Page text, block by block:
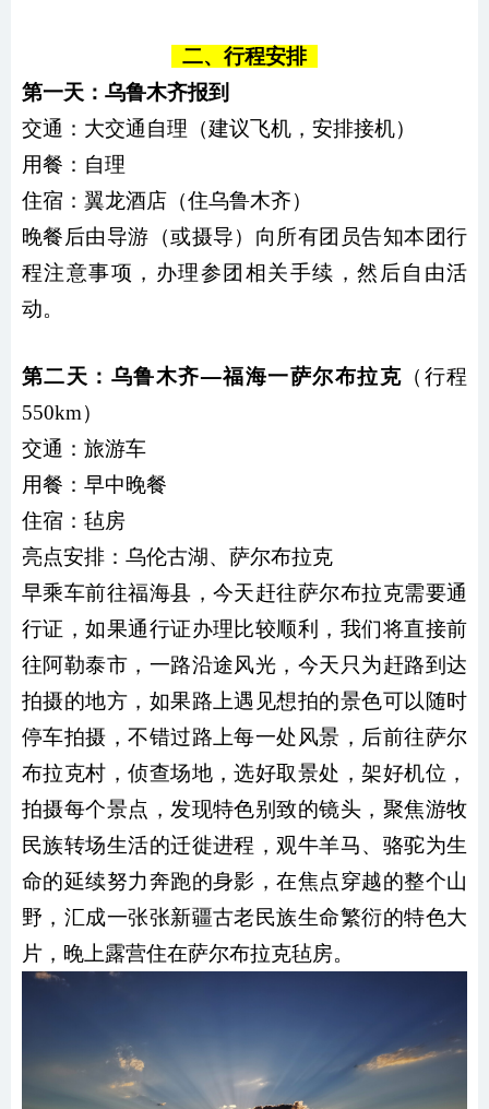
二、行程安排
第一天：乌鲁木齐报到
交通：大交通自理（建议飞机，安排接机）
用餐：自理
住宿：翼龙酒店（住乌鲁木齐）
晚餐后由导游（或摄导）向所有团员告知本团行
程注意事项，办理参团相关手续 ，然后自由活
动。
第二天：乌鲁木齐—福海一萨尔布拉克 （行程
550km）
交通： 旅游车
用餐： 早中晚餐
住宿：毡房
亮点安排：乌伦古湖、萨尔布拉克
早乘车前往福海县，今天赶往萨尔布拉克需要通
行证，如果通行证办理比较顺利，我们将直接前
往阿勒泰市，一路沿途风光，今天只为赶路到达
拍摄的地方，如果路上遇见想拍的景色可以随时
停车拍摄，不错过路上每一处风景，后前往萨尔
布拉克村，侦查场地，选好取景处，架好机位，
拍摄每个景点，发现特色别致的镜头，聚焦游牧
民族转场生活的迁徙进程，观牛羊马、骆驼为生
命的延续努力奔跑的身影，在焦点穿越的整个山
野，汇成一张张新疆古老民族生命繁衍的特色大
片，晚上露营住在萨尔布拉克毡房。